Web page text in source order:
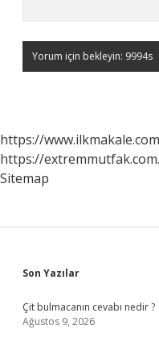
https://www.ilkmakale.com
https://
Sitemap
Sidebar
Son Yazılar
Çit bulmacanın cevabı nedir ?
Ağustos 9, 2026